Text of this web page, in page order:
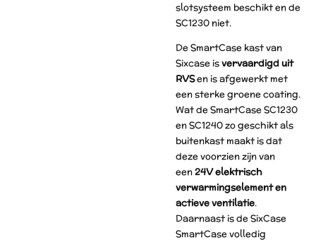
slotsysteem beschikt en de
SC1230 niet.
De SmartCase kast van
Sixcase isvervaardigd uit
RVSen is afgewerkt met
een sterke groene coating.
Wat de SmartCase SC1230
en SC1240 zo geschikt als
buitenkast maakt is dat
deze voorzien zijn van
een24V elektrisch
verwarmingselement en
actieve ventilatie.
Daarnaast is de SixCase
SmartCase volledig